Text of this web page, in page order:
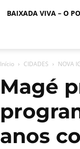
BAIXADA VIVA – O
Início CIDADES NOVA
Magé
anos